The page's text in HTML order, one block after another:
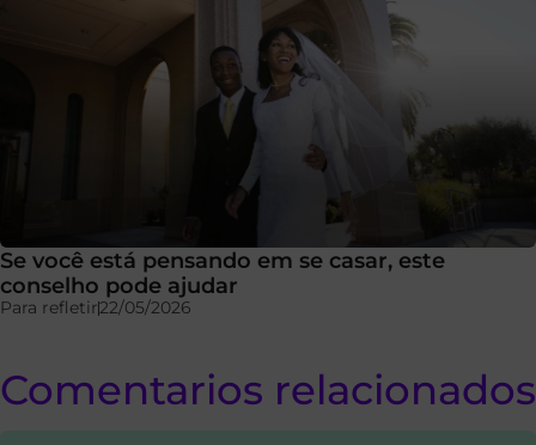
Se você está pensando em se casar, este
conselho pode ajudar
Para refletir22/05/2026
Comentarios relacionados